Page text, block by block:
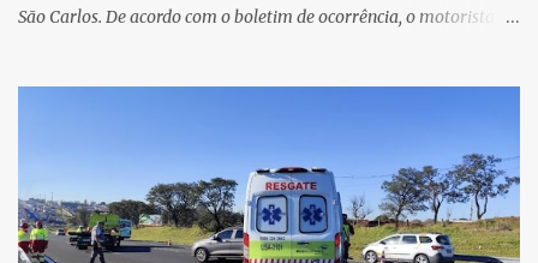
São Carlos. De acordo com o boletim de ocorrência, o motorista
permaneceu com a chave de ignição e se ausentou do local por
cerca de dez minutos para buscar ajuda. Ao retornar, constatou
que o automóvel havia desaparecido. A vítima realizou buscas
pelas imediações, mas não conseguiu localizar o veículo.